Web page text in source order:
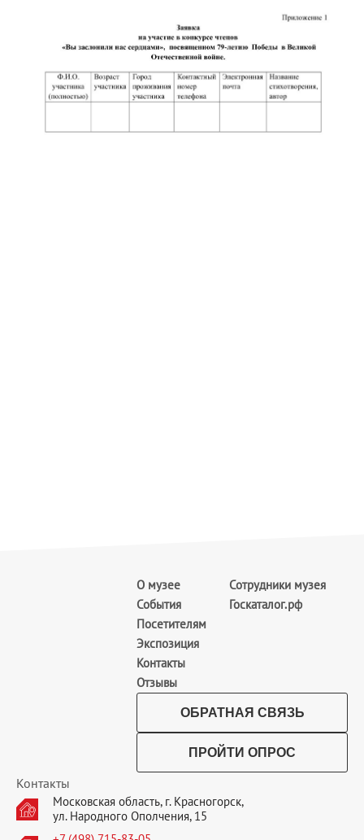
О музее
События
Посетителям
Экспозиция
Контакты
Отзывы
Сотрудники музея
Госкаталог.рф
ОБРАТНАЯ СВЯЗЬ
ПРОЙТИ ОПРОС
Контакты
Московская область, г. Красногорск,
ул. Народного Ополчения, 15